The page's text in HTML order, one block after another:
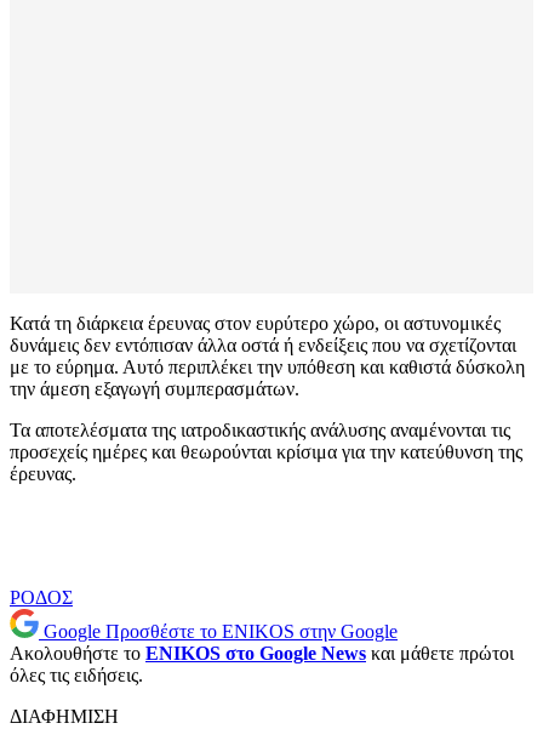
Κατά τη διάρκεια έρευνας στον ευρύτερο χώρο, οι αστυνομικές
δυνάμεις δεν εντόπισαν άλλα οστά ή ενδείξεις που να σχετίζονται
με το εύρημα. Αυτό περιπλέκει την υπόθεση και καθιστά δύσκολη
την άμεση εξαγωγή συμπερασμάτων.
Τα αποτελέσματα της ιατροδικαστικής ανάλυσης αναμένονται τις
προσεχείς ημέρες και θεωρούνται κρίσιμα για την κατεύθυνση της
έρευνας.
ΡΟΔΟΣ
Google Προσθέστε το ENIKOS στην Google
Ακολουθήστε το ENIKOS στο Google News και μάθετε πρώτοι
όλες τις ειδήσεις.
ΔΙΑΦΗΜΙΣΗ